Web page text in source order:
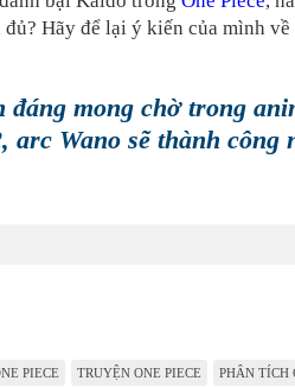
Hãy để lại ý kiến của mình về
đáng mong chờ trong
arc Wano sẽ thành công
PIECE TRUYỆN ONE PIECE PHÂN TÍCH